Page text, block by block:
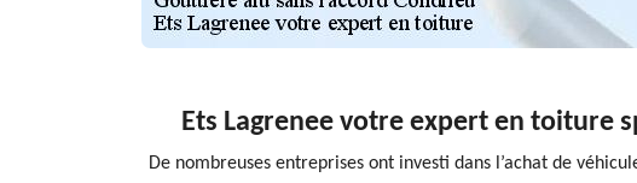
Ets Lagrenee votre expert en toiture
De nombreuses entreprises ont investi dans l’achat de